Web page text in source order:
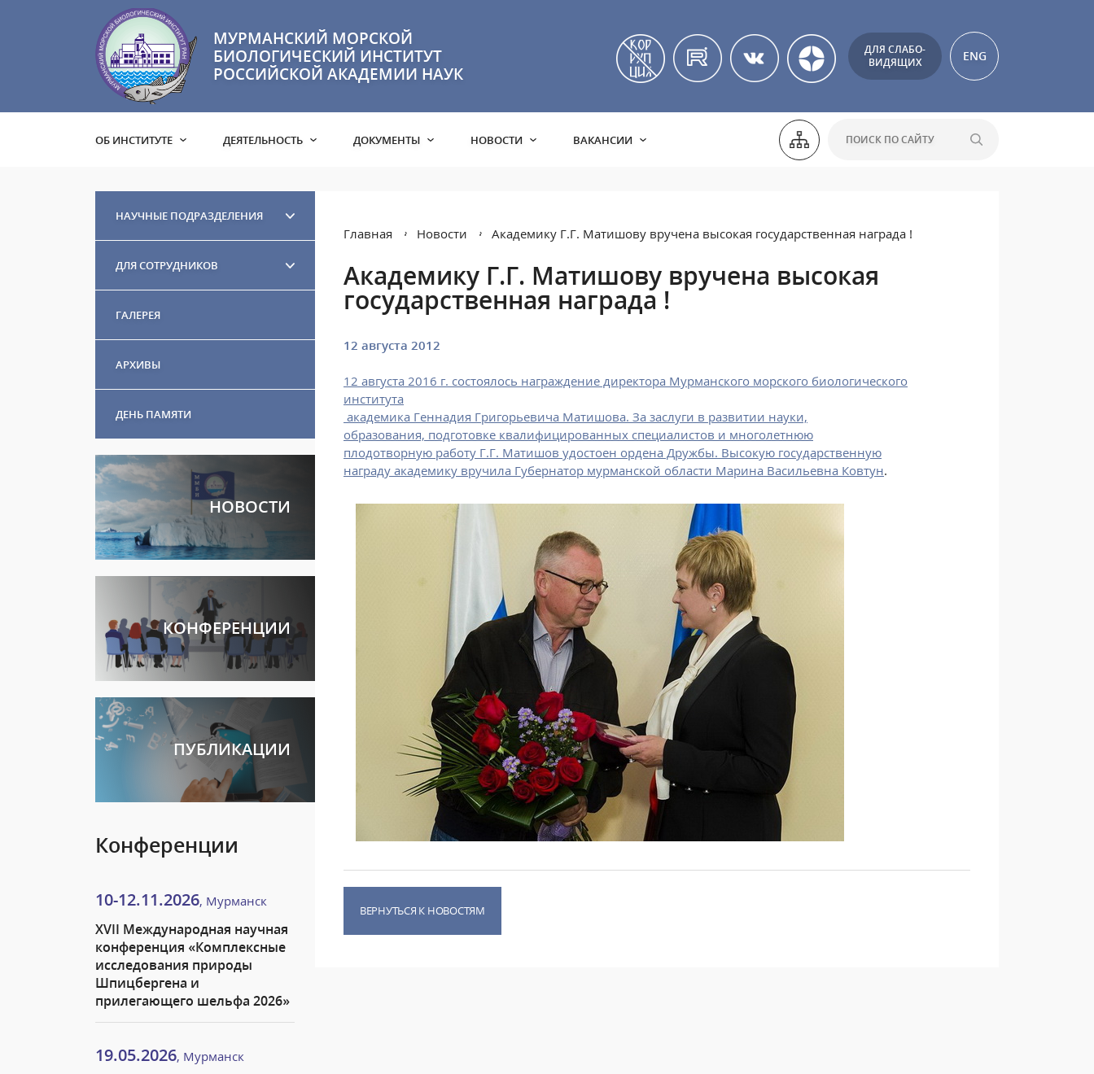
МУРМАНСКИЙ МОРСКОЙ
БИОЛОГИЧЕСКИЙ ИНСТИТУТ
РОССИЙСКОЙ АКАДЕМИИ НАУК
ДЛЯ СЛАБО-
ВИДЯЩИХ
ENG
ОБ ИНСТИТУТЕ ДЕЯТЕЛЬНОСТЬ ДОКУМЕНТЫ НОВОСТИ ВАКАНСИИ
НАУЧНЫЕ ПОДРАЗДЕЛЕНИЯ
ДЛЯ СОТРУДНИКОВ
ГАЛЕРЕЯ
АРХИВЫ
ДЕНЬ ПАМЯТИ
НОВОСТИ
КОНФЕРЕНЦИИ
ПУБЛИКАЦИИ
Конференции
10-12.11.2026, Мурманск
XVII Международная научная
конференция «Комплексные
исследования природы
Шпицбергена и
прилегающего шельфа 2026»
19.05.2026, Мурманск
Главная Новости Академику Г.Г. Матишову вручена высокая государственная награда !
Академику Г.Г. Матишову вручена высокая
государственная награда !
12 августа 2012
12 августа 2016 г. состоялось награждение директора Мурманского морского биологического
института
академика Геннадия Григорьевича Матишова. За заслуги в развитии науки,
образования, подготовке квалифицированных специалистов и многолетнюю
плодотворную работу Г.Г. Матишов удостоен ордена Дружбы. Высокую государственную
награду академику вручила Губернатор мурманской области Марина Васильевна Ковтун.
ВЕРНУТЬСЯ К НОВОСТЯМ